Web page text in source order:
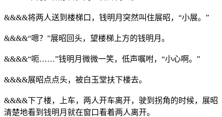
&&&&将两人送到楼梯口，钱明月突然叫住展昭，“小展。”
&&&&“嗯？”展昭回头，望楼梯上方的钱明月。
&&&&“呃……”钱明月微微一笑，低声嘱咐，“小心啊。”
&&&&展昭点点头，被白玉堂扶下楼去。
&&&&下了楼，上车，两人开车离开，驶到拐角的时候，展昭
清楚地看到钱明月就在窗口看着两人离开。